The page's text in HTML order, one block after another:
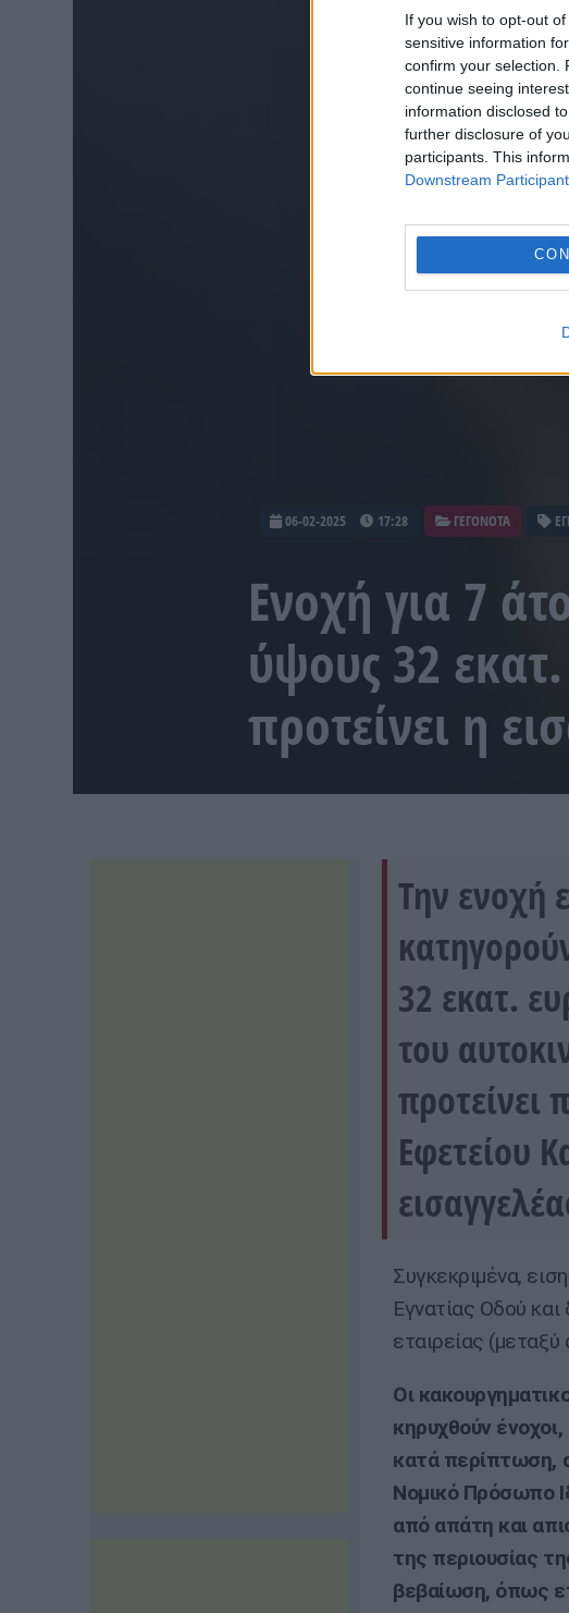
If you wish to opt-out
sensitive information
confirm your selection.
continue seeing
information disclosed
further disclosure of
participants. This
Downstream
06-02-2025 17:28 ΓΕΓΟΝΟΤΑ
Ενοχή για 7
ύψους 32
προτείνει η
Την
32 εκατ.
του
προτείνει
Εφετείου
Συγκεκριμένα,
Εγνατίας Οδού
εταιρείας
Οι
κηρυχθούν
κατά περίπτωση,
Νομικό Πρόσωπο
από απάτη και
της περιουσίας
βεβαίωση, όπως